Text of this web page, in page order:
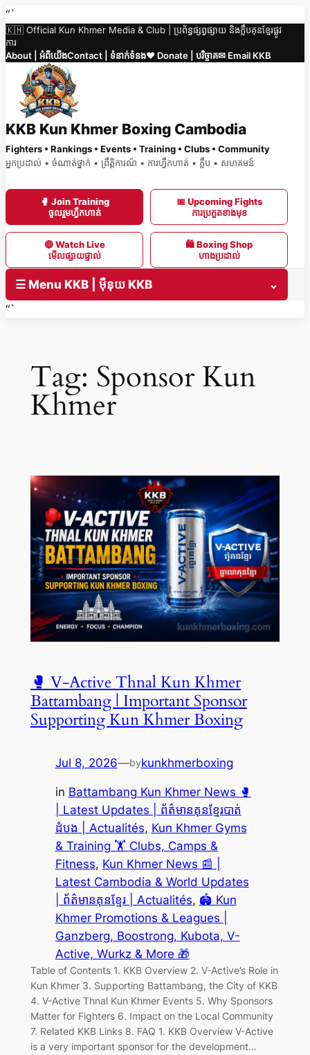
Skip
to
content
“`
🇰🇭 Official Kun Khmer Media & Club | ប្រព័ន្ធផ្សព្វផ្សាយ និងក្លឹបគុនខ្មែរផ្លូវ
ការ
About | អំពីយើងContact | ទំនាក់ទំនង❤️ Donate | បរិច្ចាគ✉ Email KKB
KKB Kun Khmer Boxing Cambodia
Fighters • Rankings • Events • Training • Clubs • Community
អ្នកប្រដាល់ • ចំណាត់ថ្នាក់ • ព្រឹត្តិការណ៍ • ការហ្វឹកហាត់ • ក្លឹប • សហគមន៍
🥊 Join Training
ចូលរួមហ្វឹកហាត់
📅 Upcoming Fights
ការប្រកួតខាងមុខ
🔴 Watch Live
មើលផ្សាយផ្ទាល់
🛍 Boxing Shop
ហាងប្រដាល់
☰ Menu KKB | ម៉ឺនុយ KKB
⌄
“`
Tag: Sponsor Kun
Khmer
🥊 V-Active Thnal Kun Khmer
Battambang | Important Sponsor
Supporting Kun Khmer Boxing
Jul 8, 2026—bykunkhmerboxing
in Battambang Kun Khmer News 🥊
| Latest Updates | ព័ត៌មានគុនខ្មែរបាត់
ដំបង | Actualités, Kun Khmer Gyms
& Training 🏋️ Clubs, Camps &
Fitness, Kun Khmer News 📰 |
Latest Cambodia & World Updates
| ព័ត៌មានគុនខ្មែរ | Actualités, 🏟️ Kun
Khmer Promotions & Leagues |
Ganzberg, Boostrong, Kubota, V-
Active, Wurkz & More 🎁
Table of Contents 1. KKB Overview 2. V-Active’s Role in
Kun Khmer 3. Supporting Battambang, the City of KKB
4. V-Active Thnal Kun Khmer Events 5. Why Sponsors
Matter for Fighters 6. Impact on the Local Community
7. Related KKB Links 8. FAQ 1. KKB Overview V-Active
is a very important sponsor for the development…